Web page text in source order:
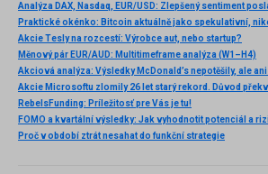
Akcie Tesly na rozcestí: Výrobce aut, nebo startup?
Měnový pár EUR/AUD: Multitimeframe analýza (W1–H4)
RebelsFunding: Príležitosť pre Vás je tu!
FOMO a kvartální výsledky: Jak vyhodnotit potenciál a
Proč v období ztrát nesahat do funkční strategie